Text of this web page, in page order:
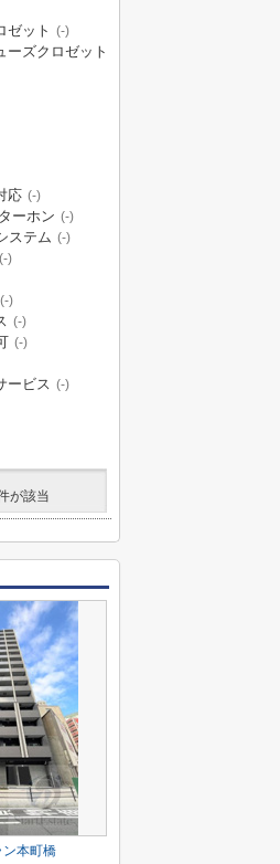
ゼット (-)
ーズクロゼット
応 (-)
ーホン (-)
ステム (-)
(-)
(-)
(-)
(-)
ービス (-)
が該当
ン本町橋